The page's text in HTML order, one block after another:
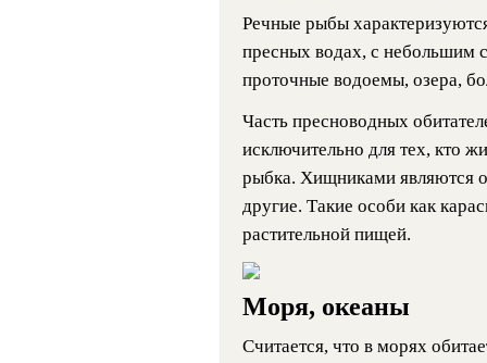
Речные рыбы
пресных водах, с небольшим
проточные водоемы, озера,
Часть пресноводных
исключительно для тех, кто
рыбка. Хищниками являются
другие. Такие особи как
растительной пищей.
Моря, океаны
Считается, что в морях